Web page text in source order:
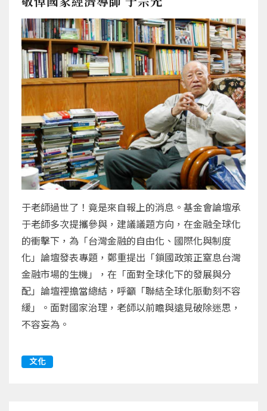
于老師過世了！竟是來自報上的消息。基金會論壇承
于老師多次提攜參與，建議議題方向，在金融全球化
的衝擊下，為「台灣金融的自由化、國際化與制度
化」論壇發表專題，鄭重提出「鎖國政策正窒息台灣
金融市場的生機」，在「面對全球化下的發展與分
配」論壇裡擔當總結，呼籲「聯結全球化脈動刻不容
緩」。面對國家治理，老師以前瞻與遠見破除迷思，
不容妄為。
文化